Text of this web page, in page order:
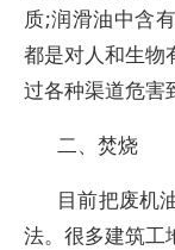
质;润滑油中含
都是对人和生物
过各种渠道危害
二、焚烧
目前把废机
法。很多建筑工